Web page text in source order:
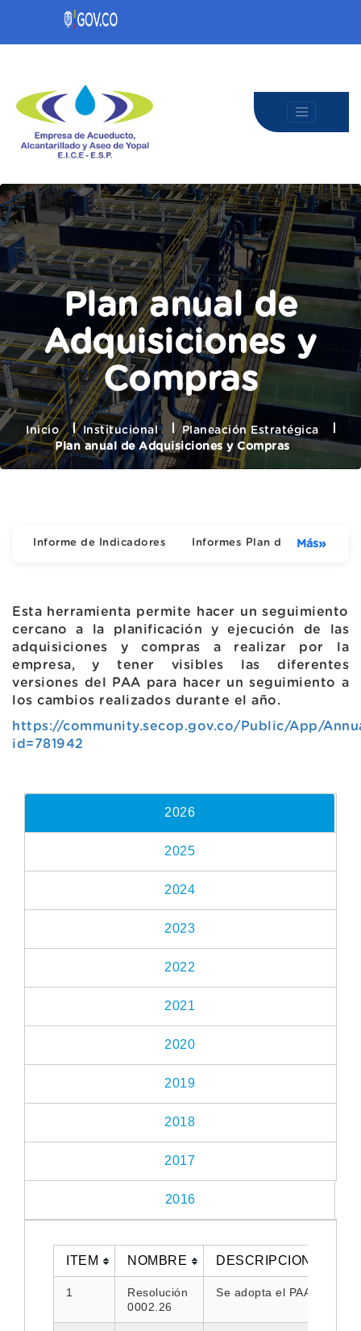
Plan anual de
Adquisiciones y
Compras
Inicio Institucional
Planeación Estratégica
Plan anual de Adquisiciones y Compras
Informe de Indicadores Informes Plan de Acción
Más»
Esta herramienta permite hacer un seguimiento
cercano a la planificación y ejecución de las
adquisiciones y compras a realizar por la
empresa, y tener visibles las diferentes
versiones del PAA para hacer un seguimiento a
los cambios realizados durante el año.
https://community.secop.gov.co/Public/App/
id=781942
2026
2025
2024
2023
2022
2021
2020
2019
2018
2017
2016
ITEM NOMBRE DESCRIPCION
1
Resolución
0002.26
Se adopta el PAA